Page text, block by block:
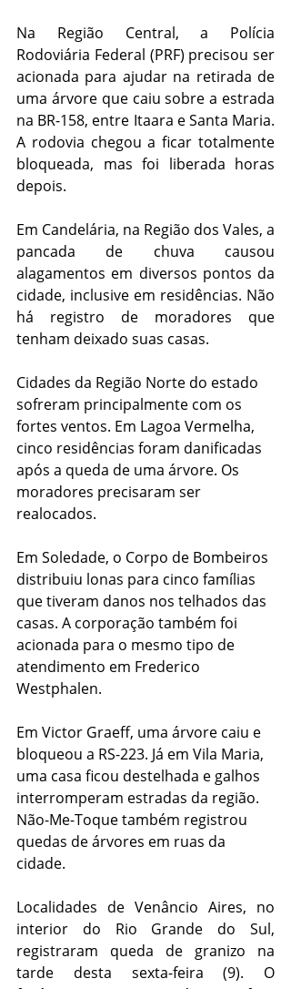
Na Região Central, a Polícia
Rodoviária Federal (PRF) precisou ser
acionada para ajudar na retirada de
uma árvore que caiu sobre a estrada
na BR-158, entre Itaara e Santa Maria.
A rodovia chegou a ficar totalmente
bloqueada, mas foi liberada horas
depois.
Em Candelária, na Região dos Vales, a
pancada de chuva causou
alagamentos em diversos pontos da
cidade, inclusive em residências. Não
há registro de moradores que
tenham deixado suas casas.
Cidades da Região Norte do estado
sofreram principalmente com os
fortes ventos. Em Lagoa Vermelha,
cinco residências foram danificadas
após a queda de uma árvore. Os
moradores precisaram ser
realocados.
Em Soledade, o Corpo de Bombeiros
distribuiu lonas para cinco famílias
que tiveram danos nos telhados das
casas. A corporação também foi
acionada para o mesmo tipo de
atendimento em Frederico
Westphalen.
Em Victor Graeff, uma árvore caiu e
bloqueou a RS-223. Já em Vila Maria,
uma casa ficou destelhada e galhos
interromperam estradas da região.
Não-Me-Toque também registrou
quedas de árvores em ruas da
cidade.
Localidades de Venâncio Aires, no
interior do Rio Grande do Sul,
registraram queda de granizo na
tarde desta sexta-feira (9). O